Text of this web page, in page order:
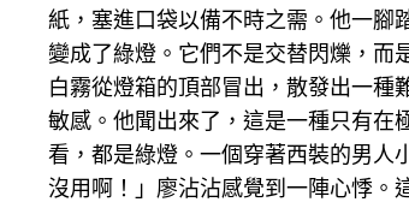
紙，塞進口袋以備不時之需。他一腳
變成了綠燈。它們不是交替閃爍，而
白霧從燈箱的頂部冒出，散發出一
敏感。他聞出來了，這是一種只有在
看，都是綠燈。一個穿著西裝的男人
沒用啊！」廖沾沾感覺到一陣心悸。